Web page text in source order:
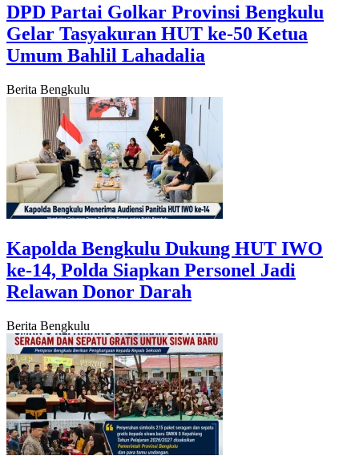
‎DPD Partai Golkar Provinsi Bengkulu
Gelar Tasyakuran HUT ke-50 Ketua
Umum Bahlil Lahadalia
Berita Bengkulu
Kapolda Bengkulu Dukung HUT IWO
ke-14, Polda Siapkan Personel Jadi
Relawan Donor Darah
Berita Bengkulu